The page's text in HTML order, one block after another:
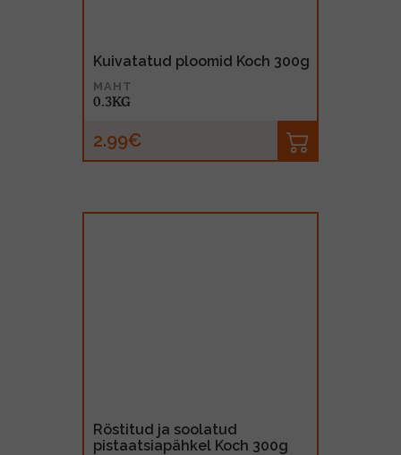
Kuivatatud ploomid Koch 300g
MAHT
0.3KG
2.99€
Röstitud ja soolatud
pistaatsiapähkel Koch 300g